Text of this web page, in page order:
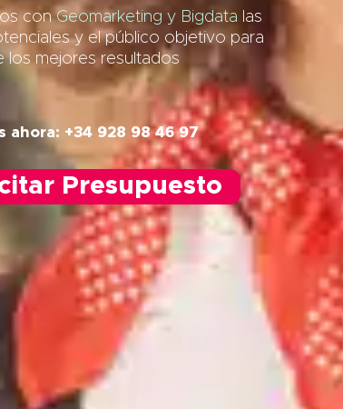
conGeomarketing y Bigdata las
y el público objetivo para
los mejores resultados
ahora: +34 928 98 46 97
Presupuesto